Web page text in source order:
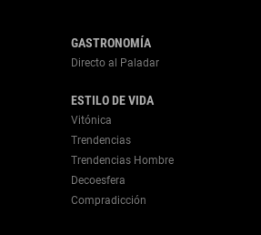
GASTRONOMÍA
Directo al Paladar
ESTILO DE VIDA
Vitónica
Trendencias
Trendencias Hombre
Decoesfera
Compradicción